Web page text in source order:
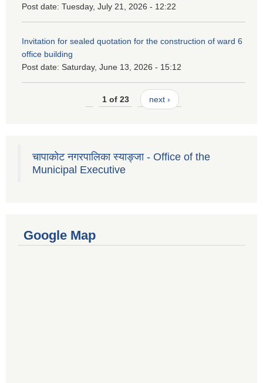
Post date: Tuesday, July 21, 2026 - 12:22
Invitation for sealed quotation for the construction of ward 6
office building
Post date: Saturday, June 13, 2026 - 15:12
1 of 23 next ›
चापाकोट नगरपालिका स्याङ्जा - Office of the
Municipal Executive
Google Map